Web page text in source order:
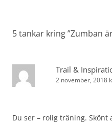
5 tankar kring ”Zumban
Trail &
2 november, 2018
Du ser – rolig träning. Skönt